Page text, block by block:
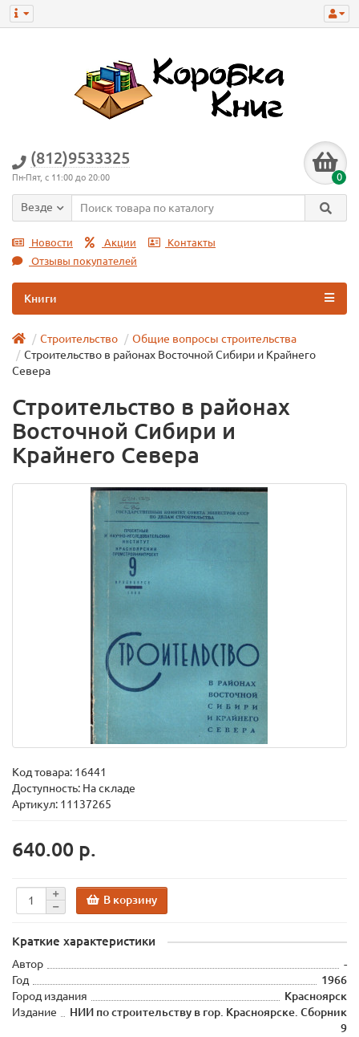
(812)9533325
Пн-Пят, с 11:00 до 20:00 0
Везде
Новости Акции
Контакты
Отзывы покупателей
Книги
Строительство
Общие вопросы строительства
Строительство в районах Восточной Сибири и Крайнего
Севера
Строительство в районах
Восточной Сибири и
Крайнего Севера
Код товара: 16441
Доступность: На складе
Артикул: 11137265
640.00 р.
В корзину
Краткие характеристики
Автор
-
Год
1966
Город издания
Красноярск
Издание
НИИ по строительству в гор. Красноярске. Сборник
9